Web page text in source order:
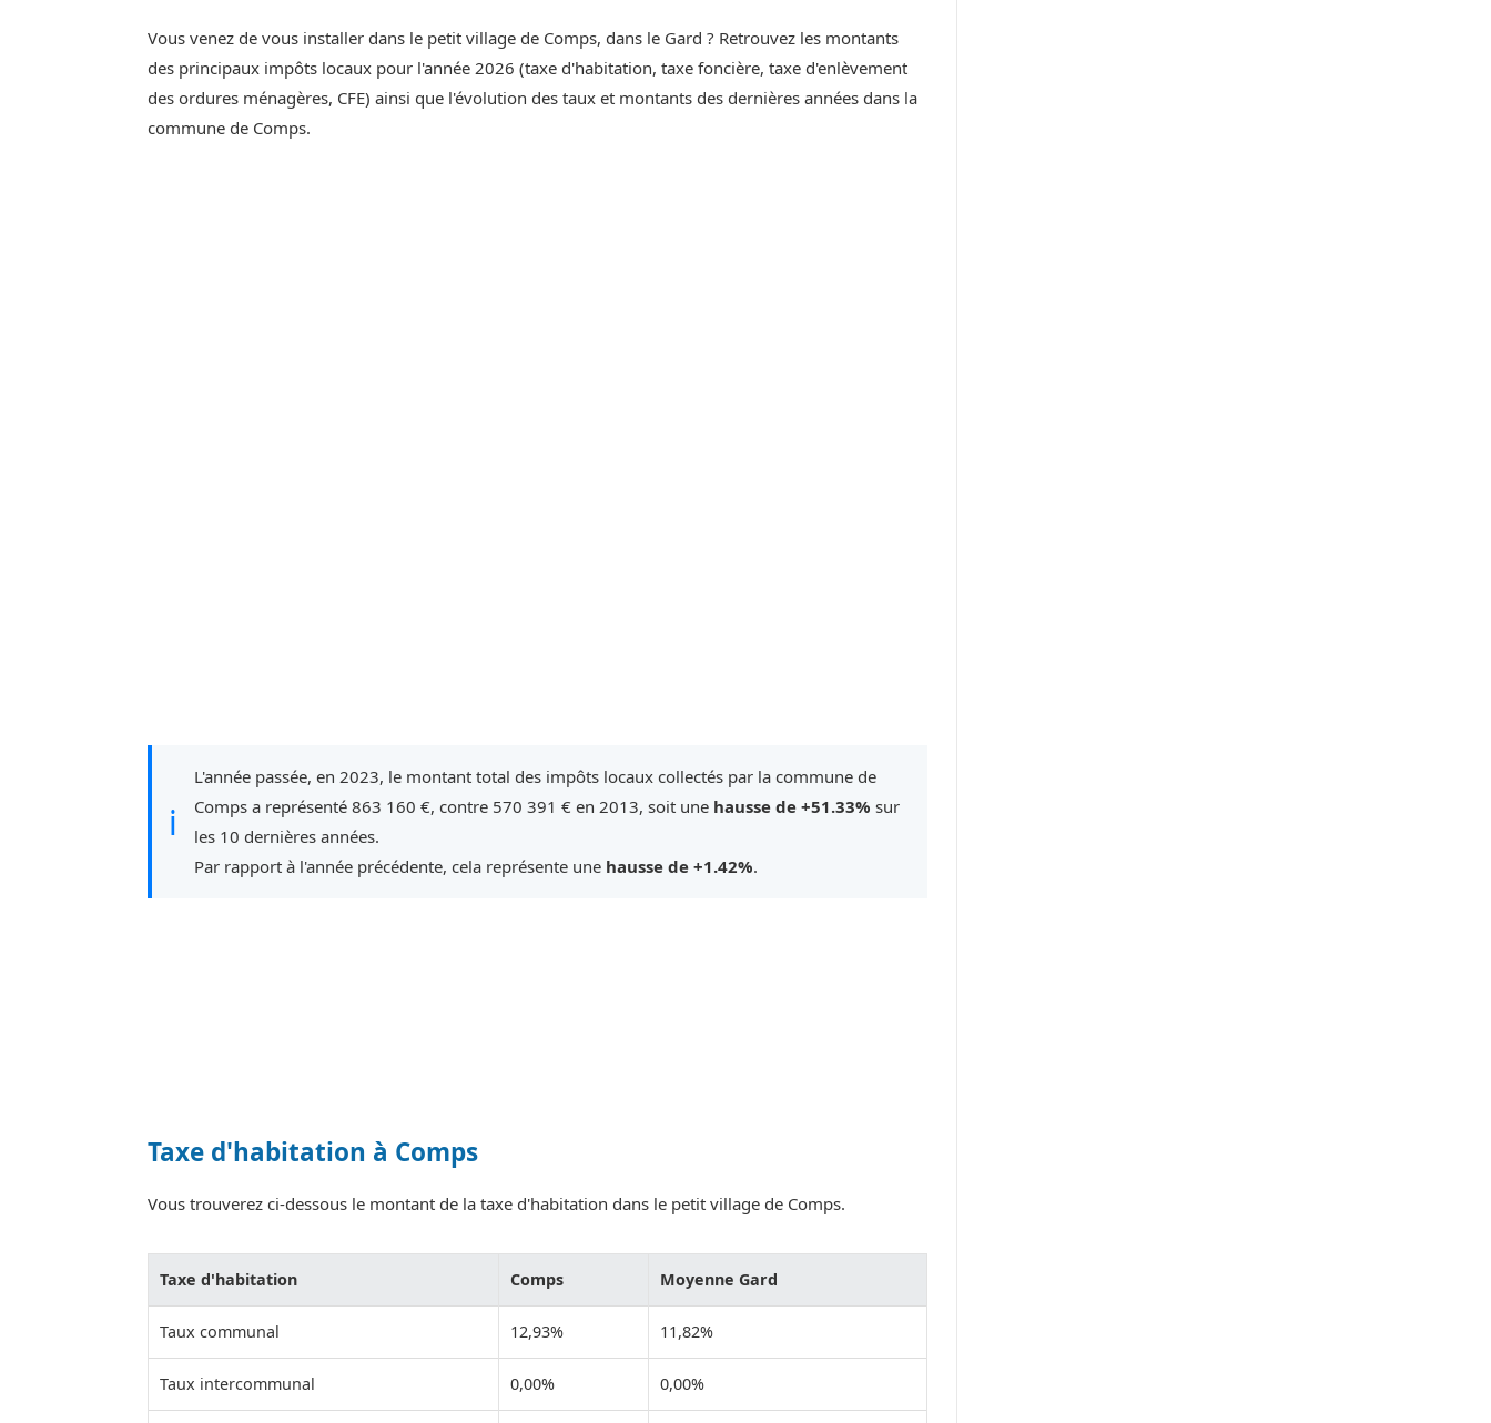
Vous venez de vous installer dans le petit village de Comps, dans le Gard ? Retrouvez les montants
des principaux impôts locaux pour l'année 2026 (taxe d'habitation, taxe foncière, taxe d'enlèvement
des ordures ménagères, CFE) ainsi que l'évolution des taux et montants des dernières années dans la
commune de Comps.
ℹ
L'année passée, en 2023, le montant total des impôts locaux collectés par la commune de
Comps a représenté 863 160 €, contre 570 391 € en 2013, soit une hausse de +51.33% sur
les 10 dernières années.
Par rapport à l'année précédente, cela représente une hausse de +1.42%.
Taxe d'habitation à Comps
Vous trouverez ci-dessous le montant de la taxe d'habitation dans le petit village de Comps.
Taxe d'habitation Comps Moyenne Gard
Taux communal 12,93% 11,82%
Taux intercommunal 0,00% 0,00%